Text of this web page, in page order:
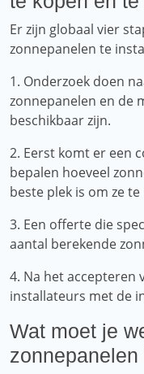
Er zijn globaal vier
zonnepanelen te
1. Onderzoek doen
zonnepanelen en de
beschikbaar zijn.
2. Eerst komt er een
bepalen hoeveel
beste plek is om ze
3. Een offerte die
aantal berekende
4. Na het accepteren
installateurs met de
Wat moet je